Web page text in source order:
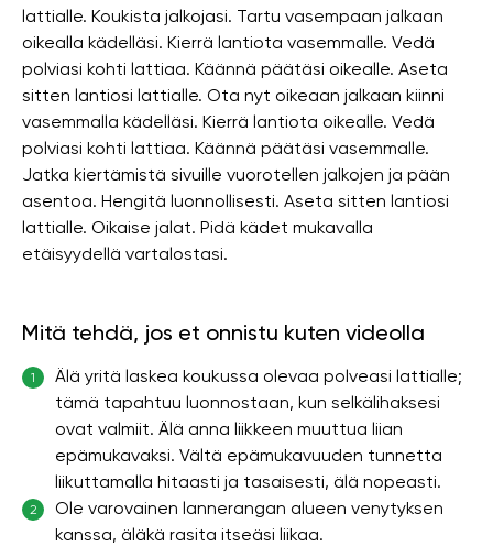
lattialle. Koukista jalkojasi. Tartu vasempaan jalkaan
oikealla kädelläsi. Kierrä lantiota vasemmalle. Vedä
polviasi kohti lattiaa. Käännä päätäsi oikealle. Aseta
sitten lantiosi lattialle. Ota nyt oikeaan jalkaan kiinni
vasemmalla kädelläsi. Kierrä lantiota oikealle. Vedä
polviasi kohti lattiaa. Käännä päätäsi vasemmalle.
Jatka kiertämistä sivuille vuorotellen jalkojen ja pään
asentoa. Hengitä luonnollisesti. Aseta sitten lantiosi
lattialle. Oikaise jalat. Pidä kädet mukavalla
etäisyydellä vartalostasi.
Mitä tehdä, jos et onnistu kuten videolla
1
Älä yritä laskea koukussa olevaa polveasi lattialle;
tämä tapahtuu luonnostaan, kun selkälihaksesi
ovat valmiit. Älä anna liikkeen muuttua liian
epämukavaksi. Vältä epämukavuuden tunnetta
liikuttamalla hitaasti ja tasaisesti, älä nopeasti.
2
Ole varovainen lannerangan alueen venytyksen
kanssa, äläkä rasita itseäsi liikaa.